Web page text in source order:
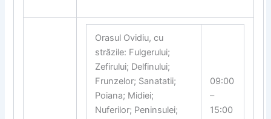
Orasul Ovidiu, cu
străzile: Fulgerului;
Zefirului; Delfinului;
Frunzelor; Sanatatii;
Poiana; Midiei;
Nuferilor; Peninsulei;
09:00
–
15:00